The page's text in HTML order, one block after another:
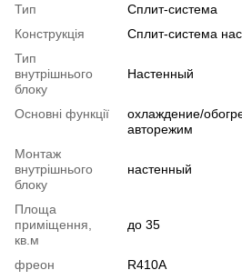
Тип
Сплит-система
Конструкція
Cплит-система
Тип
внутрішнього
блоку
Настенный
Основні функції
охлаждение/
авторежим
Монтаж
внутрішнього
блоку
настенный
Площа
приміщення,
кв.м
до 35
фреон
R410A